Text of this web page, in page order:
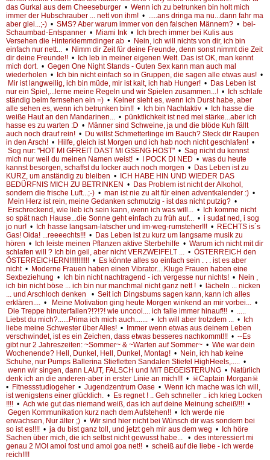
das Gurkal aus dem Cheeseburger • Wenn ich zu betrunken bin holt mich
immer der Hubschrauber ... nett von ihm! • .....ans dringa ma nu...dann fahr ma
aber glei...;-) • SMS? Aber warum immer von den falschen Männern? • bei-
Schaumbad-Entspanner • Miami Ink •
Ich brech immer bei Kulis aus
Versehen die Hinterklemmdinger ab • Nein, ich will nichts von dir, ich bin
einfach nur nett... • Nimm dir Zeit für deine Freunde, denn sonst nimmt die Zeit
dir deine Freunde!! •
Ich leb in meiner eigenen Welt. Das ist OK, man kennt
mich dort. • Gegen One Night Stands - Guten Sex kann man auch mal
wiederholen • Ich bin nicht einfach so in Gruppen, die sagen alle etwas aus! •
Mir ist langweilig, ich bin müde, mir ist kalt, ich hab Hunger! • Das Leben ist
nur ein Spiel,...lerne meine Regeln und wir Spielen zusammen...! •
Ich schlafe
ständig beim fernsehen ein =) • Keiner sieht es, wenn ich Durst habe, aber
alle sehen es, wenn ich betrunken bin!! • Ich bin Nachtaktiv •
Ich hasse die
weiße Haut an den Mandarinen... • pünktlichkeit ist ned mei stärke...aber ich
hasse es zu warten :D • Männer sind Schweine, ja und die blöde Kuh fällt
auch noch drauf rein! • Du willst Schmetterlinge im Bauch? Steck dir Raupen
in den Arsch! • Hilfe, gleich ist Morgen und ich hab noch nicht geschlafen! •
Sog nur: "HOT MI GFREIT DAST MI GSENG HOST" • Sag nicht du kennst
mich nur weil du meinen Namen weist! • I POCK DI NED • was du heute
kannst besorgen, schaffst du locker auch noch morgen • Das Leben ist zu
KURZ, um anständig zu bleiben •
ICH HABE HIN UND WIEDER DAS
BEDÜRFNIS MICH ZU BETRINKEN • Das Problem ist nicht der Alkohol,
sondern die frische Luft...;-) • man ist nie zu alt für einen adventkalender :) •
Mein Herz ist rein, meine Gedanken schmutzig - ist das nicht putzig? •
Erschreckend, wie lieb ich sein kann, wenn ich was will... •
Ich komme nicht
so spät nach Hause...die Sonne geht einfach zu früh auf... • i sudat ned, i sog
jo nur! • Ich hasse langsam-latscher und im-weg-rumsteher!!! • RECHTS is´s
Gas! Oida! ...reeeechts!!! • Das Leben ist zu kurz um langsame musik zu
hören • Ich leiste meinen Pflanzen aktive Sterbehilfe • Warum ich nicht mit dir
schlafen will ? Ich bin geil, aber nicht VERZWEIFELT ... • ÖSTERREICH den
ÖSTERREICHERN!!!!!!!!!!! • Es könnte alles so einfach sein . . . ist es aber
nicht • Moderne Frauen haben einen Vibrator....Kluge Frauen haben eine
Sexbeziehung • Ich bin nicht nachtragend - ich vergesse nur nichts! • Nein ,
ich bin nicht böse ... ich bin nur manchmal nicht ganz nett ! •
lächeln ... nicken
... und Arschloch denken
• Seit ich Dingsbums sagen kann, kann ich alles
erklären.... • Meine Motivation ging heute Morgen winkend an mir vorbei... •
Die Treppe hinuterfallen?!?!?! wie uncool.... ich falle immer hinauf!!! • .....
Liebst du mich?......Prima ich mich auch....... • Ich will aber trotzdem ... •
Ich
liebe meine Schwester über Alles! •
Immer wenn etwas aus deinem Leben
verschwindet, ist es ein Zeichen, dass etwas besseres nachkommt!!! • --Es
gibt nur 2 Jahreszeiten: ~Sommer~ & ~Warten auf Sommer~ • Wie war dein
Wochenende? Hell, Dunkel, Hell, Dunkel, Montag! • Nein, ich hab keine
Schuhe, nur Pumps Ballerina Stiefletten Sandalen Stiefel HighHeels,..... •
wenn wir singen, dann LAUT, FALSCH und MIT BEGEISTERUNG • Natürlich
denk ich an die anderen-aber in erster Linie an mich!!! • ☠Captain Morgan☠
• Fitnessstudiogeher • Jugendzentrum Oase • Wenn ich mache was ich will,
ist wenigstens einer glücklich. • Es regnet ! .. Geh schneller .. ich krieg Locken
!!!! • Ach wie gut das niemand weiß, das ich auf deine Meinung scheiß!!!! •
Gegen Kommunikation kurz nach dem Aufstehen!! •
Ich werde nie
erwachsen, Nur älter ;) • Wir sind hier nicht bei Wünsch dir was sondern bei
so ist es!!!! • ja du bist ganz toll, und jetzt geh mir aus dem weg •
Ich höre
Sachen über mich, die ich selbst nicht gewusst habe...
• des interessiert mi
genau 2 MOI amoi fost und amoi goa net!! • scheiß auf die liebe - ich werde
reich!!!!